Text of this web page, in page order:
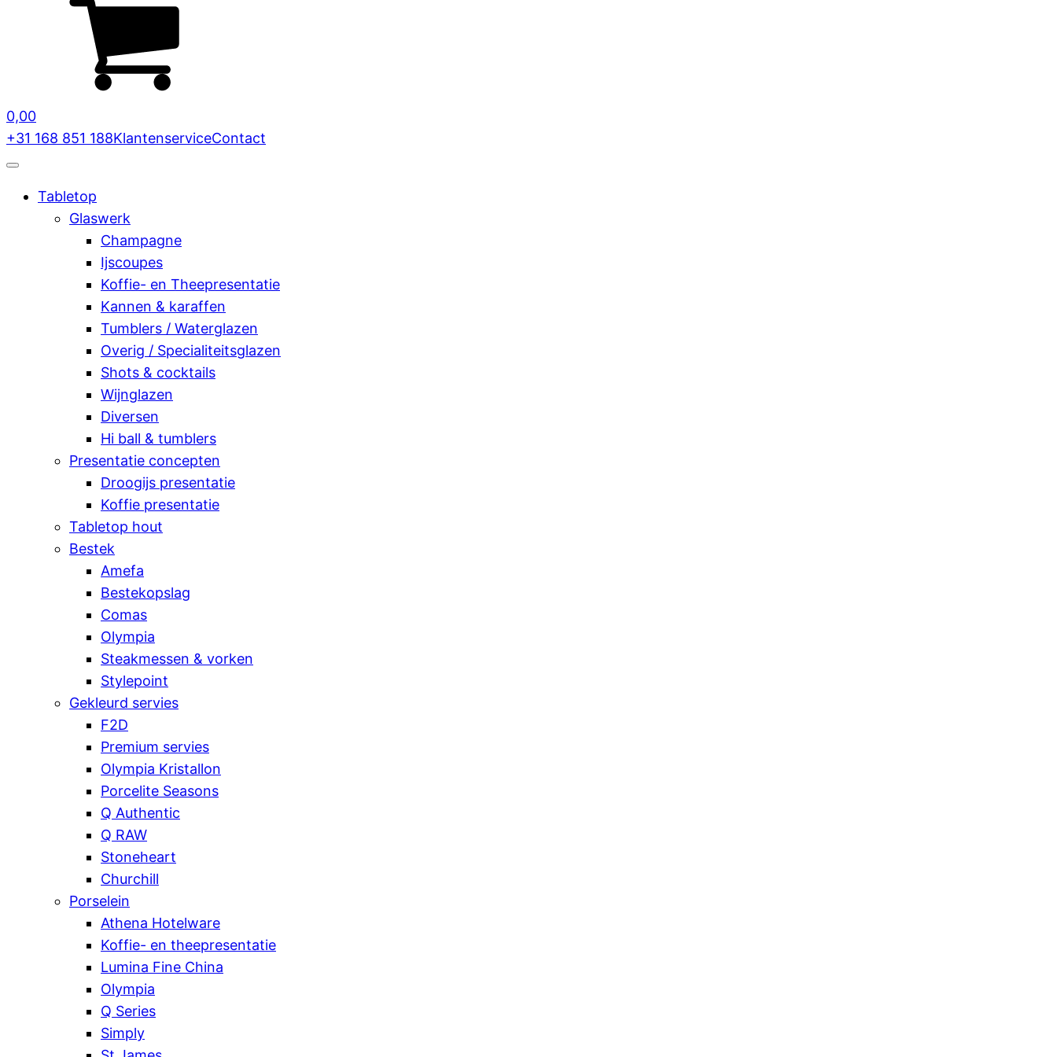
0,00
+31 168 851 188KlantenserviceContact
Tabletop
Glaswerk
Champagne
Ijscoupes
Koffie- en Theepresentatie
Kannen & karaffen
Tumblers / Waterglazen
Overig / Specialiteitsglazen
Shots & cocktails
Wijnglazen
Diversen
Hi ball & tumblers
Presentatie concepten
Droogijs presentatie
Koffie presentatie
Tabletop hout
Bestek
Amefa
Bestekopslag
Comas
Olympia
Steakmessen & vorken
Stylepoint
Gekleurd servies
F2D
Premium servies
Olympia Kristallon
Porcelite Seasons
Q Authentic
Q RAW
Stoneheart
Churchill
Porselein
Athena Hotelware
Koffie- en theepresentatie
Lumina Fine China
Olympia
Q Series
Simply